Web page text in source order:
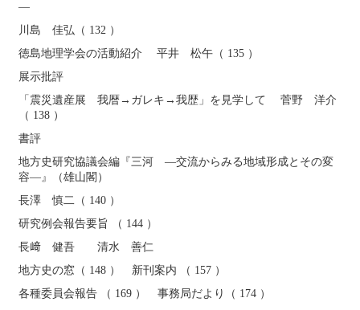
―
川島 佳弘（ 132 ）
徳島地理学会の活動紹介 平井 松午（ 135 ）
展示批評
「震災遺産展 我暦→ガレキ→我歴」を見学して 菅野 洋介
（ 138 ）
書評
地方史研究協議会編『三河 ―交流からみる地域形成とその変
容―』（雄山閣）
長澤 慎二（ 140 ）
研究例会報告要旨 （ 144 ）
長﨑 健吾 清水 善仁
地方史の窓（ 148 ） 新刊案内 （ 157 ）
各種委員会報告 （ 169 ） 事務局だより（ 174 ）